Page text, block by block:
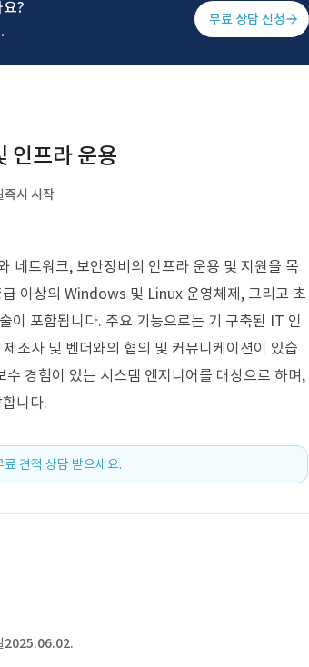
?
무료 상담 신청
프라 운용
즉시 시작
네트워크, 보안장비의 인프라 운용 및 지원을 목
이상의 Windows 및 Linux 운영체제, 그리고 초
이 포함됩니다. 주요 기능으로는 기 구축된 IT 인
조사 및 벤더와의 협의 및 커뮤니케이션이 있습
경험이 있는 시스템 엔지니어를 대상으로 하며,
니다.
료 견적 상담 받으세요.
2025.06.02.